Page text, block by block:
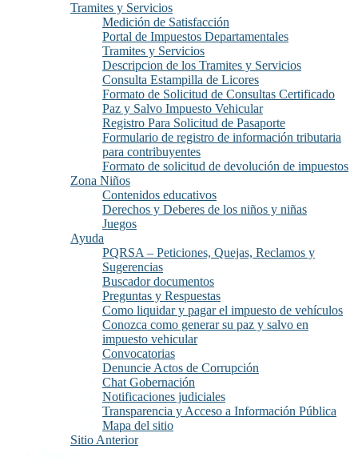
Tramites y Servicios
Medición de Satisfacción
Portal de Impuestos Departamentales
Tramites y Servicios
Descripcion de los Tramites y Servicios
Consulta Estampilla de Licores
Formato de Solicitud de Consultas Certificado
Paz y Salvo Impuesto Vehicular
Registro Para Solicitud de Pasaporte
Formulario de registro de información tributaria
para contribuyentes
Formato de solicitud de devolución de impuestos
Zona Niños
Contenidos educativos
Derechos y Deberes de los niños y niñas
Juegos
Ayuda
PQRSA – Peticiones, Quejas, Reclamos y
Sugerencias
Buscador documentos
Preguntas y Respuestas
Como liquidar y pagar el impuesto de vehículos
Conozca como generar su paz y salvo en
impuesto vehicular
Convocatorias
Denuncie Actos de Corrupción
Chat Gobernación
Notificaciones judiciales
Transparencia y Acceso a Información Pública
Mapa del sitio
Sitio Anterior